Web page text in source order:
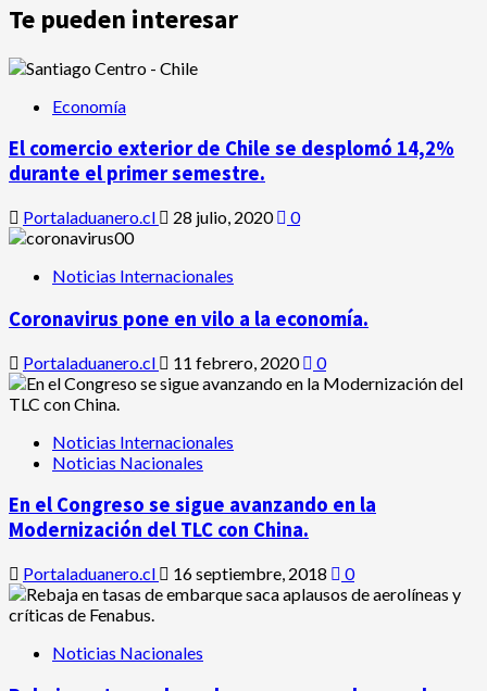
Te pueden interesar
Economía
El comercio exterior de Chile se desplomó 14,2%
durante el primer semestre.
Portaladuanero.cl 28 julio, 2020 0
Noticias Internacionales
Coronavirus pone en vilo a la economía.
Portaladuanero.cl 11 febrero, 2020 0
Noticias Internacionales
Noticias Nacionales
En el Congreso se sigue avanzando en la
Modernización del TLC con China.
Portaladuanero.cl 16 septiembre, 2018 0
Noticias Nacionales